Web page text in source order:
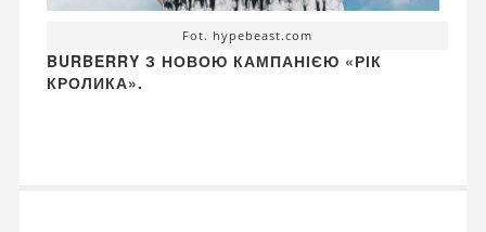
Fot. hypebeast.com
BURBERRY З НОВОЮ КАМПАНІЄЮ «РІК
КРОЛИКА».